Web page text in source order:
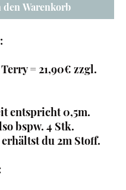
den Warenkorb
= 21,90€ zzgl.
entspricht 0,5m.
bspw. 4 Stk.
du 2m Stoff.